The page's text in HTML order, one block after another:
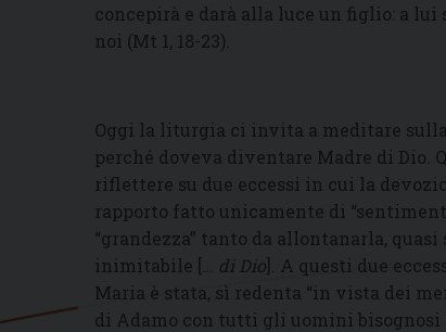
concepirà e darà alla luce un figlio: a lui
noi (Mt 1, 18-23).
Oggi la liturgia ci invita a meditare
perché doveva diventare Madre di Dio.
riflettere su due eccessi in cui la
rapporto fatto unicamente di
“grandezza” tanto da allontanarla,
inimitabile [… di Dio]. A questi due
Maria è stata, sì redenta “in vista dei
di Adamo con tutti gli uomini bisognosi